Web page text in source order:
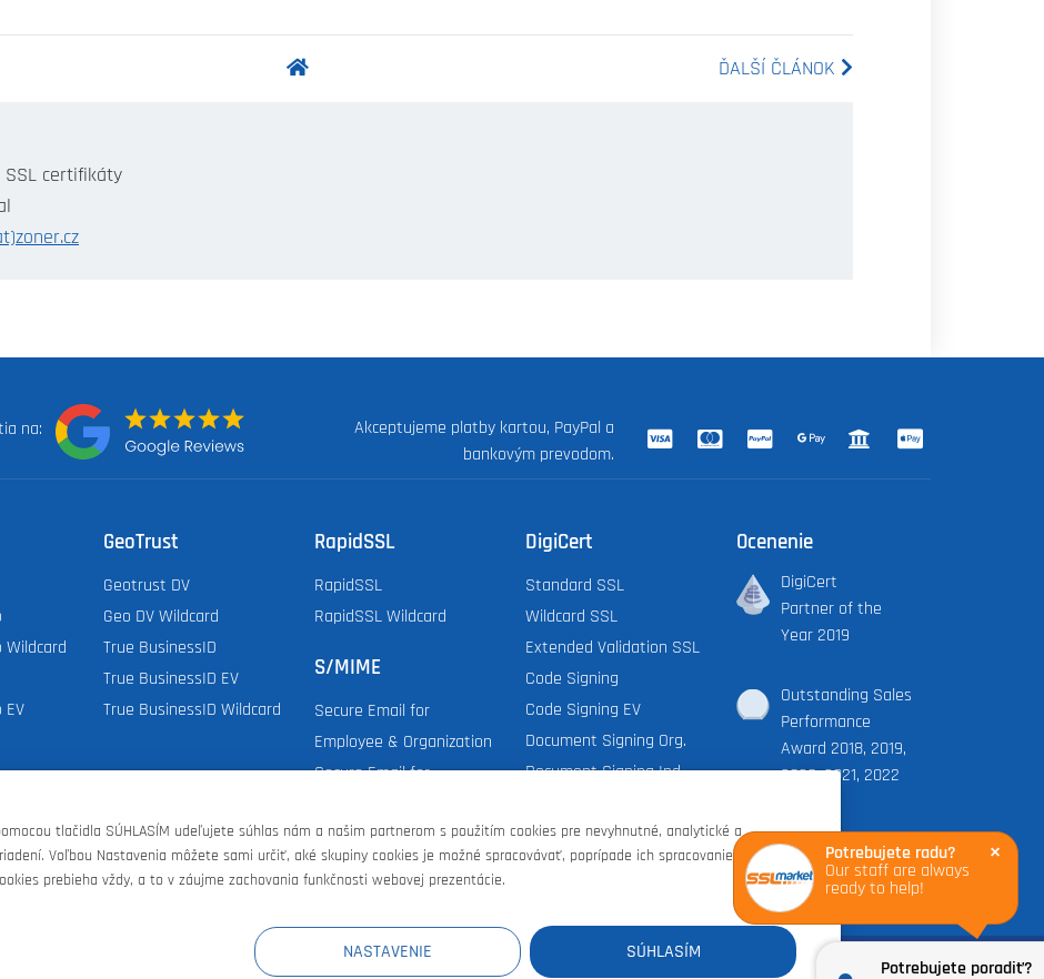
×
Potrebujete radu?
Our staff are always
ready to help!
Potrebujete poradiť?
ĎALŠÍ ČLÁNOK
SSL certifikáty
na:
Akceptujeme platby kartou, PayPal a
bankovým prevodom.
Wildcard
EV
GeoTrust
Geotrust DV
Geo DV Wildcard
True BusinessID
True BusinessID EV
True BusinessID Wildcard
RapidSSL
RapidSSL
RapidSSL Wildcard
S/MIME
Secure Email for
Employee & Organization
Secure Email for
DigiCert
Standard SSL
Wildcard SSL
Extended Validation SSL
Code Signing
Code Signing EV
Document Signing Org.
Document Signing Ind.
Ocenenie
DigiCert
Partner of the
Year 2019
Outstanding Sales
Performance
Award 2018, 2019,
2020, 2021, 2022
IT
Zmluvné podmienky| Ochrana osobných údajov| Nastavenie cookies ©Zoner s.r.o.
tlačidla SÚHLASÍM udeľujete súhlas nám a našim partnerom s použitím cookies pre nevyhnutné, analytické a
Voľbou Nastavenia môžete sami určiť, aké skupiny cookies je možné spracovávať, poprípade ich spracovanie úplne
prebieha vždy, a to v záujme zachovania funkčnosti webovej prezentácie.
NASTAVENIE SÚHLASÍM